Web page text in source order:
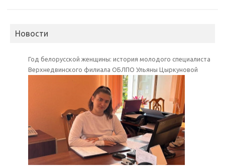
Новости
Год белорусской женщины: история молодого специалиста
Верхнедвинского филиала ОБЛПО Ульяны Цыркуновой